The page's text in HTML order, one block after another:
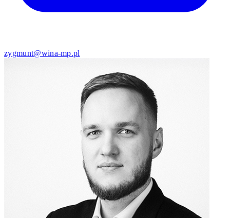
zygmunt@wina-mp.pl